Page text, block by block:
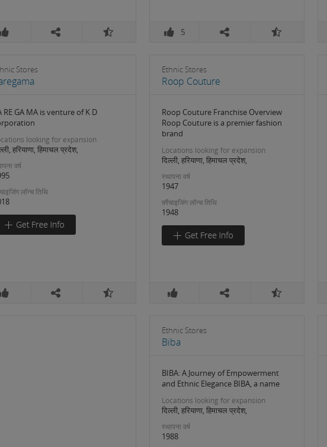
5
Stores
RE GA MA is venture of K D
looking for expansion
हरियाणा, हिमाचल प्रदेश,
वर्ष
लॉन्च तिथि
Ethnic Stores
Roop Couture
Roop Couture Franchise Overview
Roop Couture is a premier fashion
brand
Locations looking for expansion
दिल्ली, हरियाणा, हिमाचल प्रदेश,
स्थापना वर्ष
1947
फ़्रैंचाइजिंग लॉन्च तिथि
1948
Ethnic Stores
Biba
BIBA: A Journey of Empowerment
and Ethnic Elegance BIBA, a name
Locations looking for expansion
दिल्ली, हरियाणा, हिमाचल प्रदेश,
स्थापना वर्ष
1988